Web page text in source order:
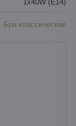
Бра классические